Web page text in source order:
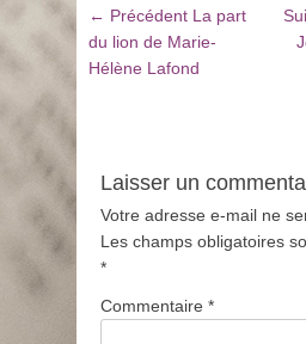
Navigation
de
l’article
← Précédent Article
précédent
:
La part
du lion de Marie-
Hélène Lafond
Laisser un
Votre adresse e-mail ne
Les champs obligatoires
*
Commentaire *